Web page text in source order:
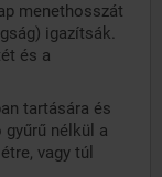
menethosszát
igazítsák.
és a
tartására és
nélkül a
vagy túl